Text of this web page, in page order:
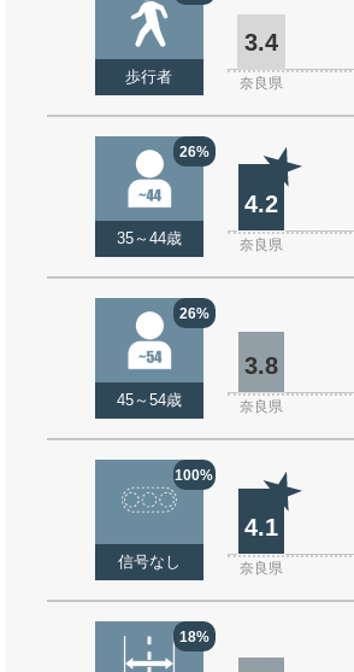
歩行者
3.4
奈良県
26%
35～44歳
4.2
奈良県
26%
45～54歳
3.8
奈良県
100%
信号なし
4.1
奈良県
18%